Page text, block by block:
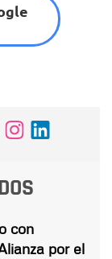
con
por el